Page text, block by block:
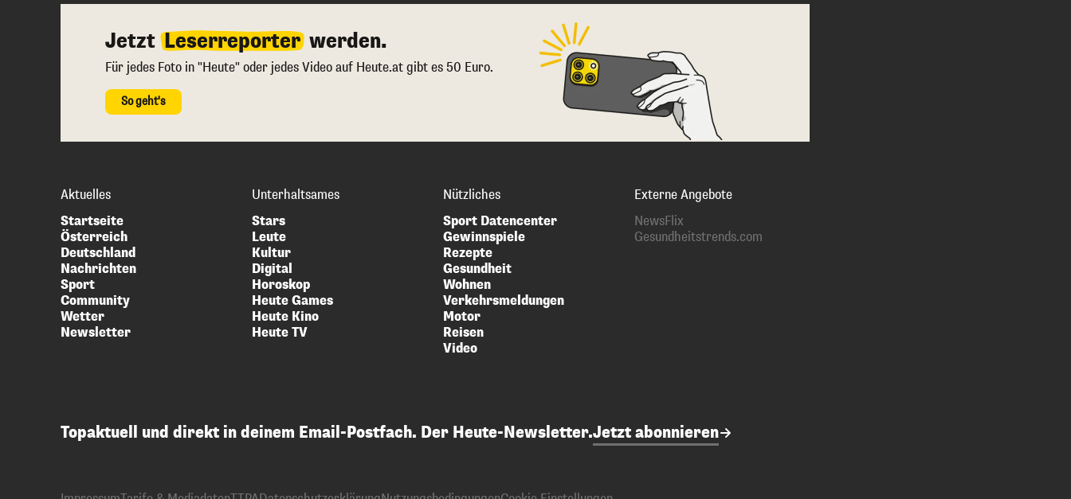
Jetzt Leserreporter werden.
Für jedes Foto in "Heute" oder jedes Video auf Heute.at gibt es 50 Euro.
So geht's
Aktuelles
Startseite
Österreich
Deutschland
Nachrichten
Sport
Community
Wetter
Newsletter
Unterhaltsames
Stars
Leute
Kultur
Digital
Horoskop
Heute Games
Heute Kino
Heute TV
Nützliches
Sport Datencenter
Gewinnspiele
Rezepte
Gesundheit
Wohnen
Verkehrsmeldungen
Motor
Reisen
Video
Externe Angebote
NewsFlix
Gesundheitstrends.com
Topaktuell und direkt in deinem Email-Postfach. Der Heute-Newsletter.Jetzt abonnieren